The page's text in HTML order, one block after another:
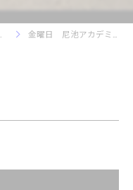
金曜日 尼池アカデミー